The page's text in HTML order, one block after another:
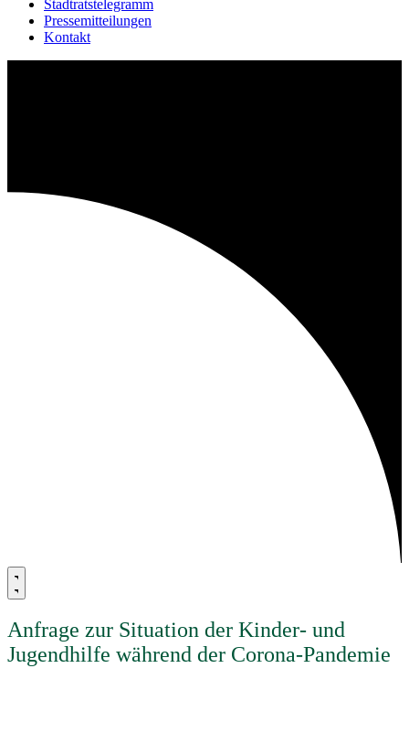
Stadtratstelegramm
Pressemitteilungen
Kontakt
Anfrage zur Situation der Kinder- und
Jugendhilfe während der Corona-Pandemie